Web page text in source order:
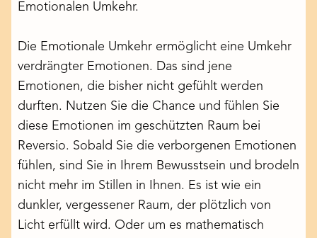
Emotionalen Umkehr.
Die Emotionale Umkehr ermöglicht eine Umkehr
verdrängter Emotionen. Das sind jene
Emotionen, die bisher nicht gefühlt werden
durften. Nutzen Sie die Chance und fühlen Sie
diese Emotionen im geschützten Raum bei
Reversio. Sobald Sie die verborgenen Emotionen
fühlen, sind Sie in Ihrem Bewusstsein und brodeln
nicht mehr im Stillen in Ihnen. Es ist wie ein
dunkler, vergessener Raum, der plötzlich von
Licht erfüllt wird. Oder um es mathematisch